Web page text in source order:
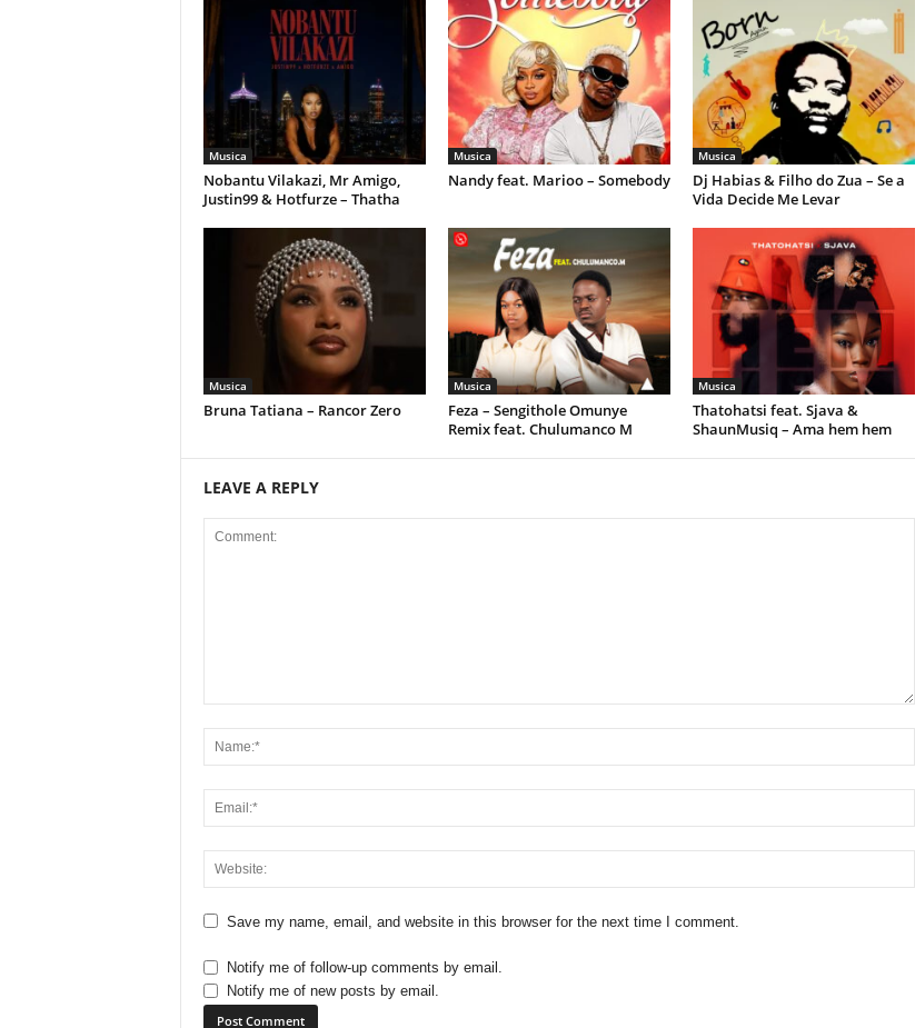
Musica
Nobantu Vilakazi, Mr Amigo,
Justin99 & Hotfurze – Thatha
Musica
Nandy feat. Marioo – Somebody
Musica
Dj Habias & Filho do Zua – Se a
Vida Decide Me Levar
Musica
Bruna Tatiana – Rancor Zero
Musica
Feza – Sengithole Omunye
Remix feat. Chulumanco M
Musica
Thatohatsi feat. Sjava &
ShaunMusiq – Ama hem hem
LEAVE A REPLY
Save my name, email, and website in this browser for the next time I comment.
Notify me of follow-up comments by email.
Notify me of new posts by email.